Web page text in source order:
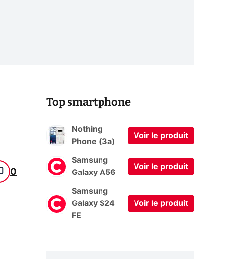
0
Top smartphone
Nothing
Phone (3a)
Voir le produit
Samsung
Galaxy A56
Voir le produit
Samsung
Galaxy S24
FE
Voir le produit